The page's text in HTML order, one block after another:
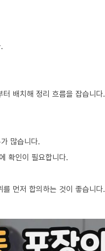
배치해 정리 흐름을 잡습니다.
많습니다.
확인이 필요합니다.
먼저 합의하는 것이 좋습니다.